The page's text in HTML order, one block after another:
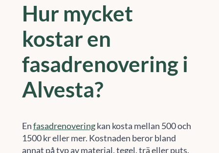
Hur mycket
kostar en
fasadrenovering i
Alvesta?
Enfasadrenoveringkan kosta mellan 500 och
1500 kr eller mer. Kostnaden beror bland
annat på typ av material, tegel, trä eller puts.